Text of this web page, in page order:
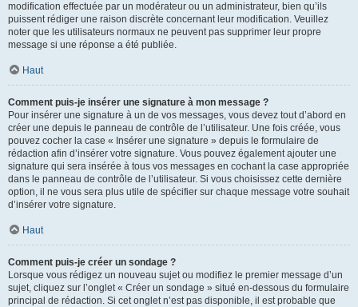
modification effectuée par un modérateur ou un administrateur, bien qu’ils
puissent rédiger une raison discrète concernant leur modification. Veuillez
noter que les utilisateurs normaux ne peuvent pas supprimer leur propre
message si une réponse a été publiée.
Haut
Comment puis-je insérer une signature à mon message ?
Pour insérer une signature à un de vos messages, vous devez tout d’abord en
créer une depuis le panneau de contrôle de l’utilisateur. Une fois créée, vous
pouvez cocher la case « Insérer une signature » depuis le formulaire de
rédaction afin d’insérer votre signature. Vous pouvez également ajouter une
signature qui sera insérée à tous vos messages en cochant la case appropriée
dans le panneau de contrôle de l’utilisateur. Si vous choisissez cette dernière
option, il ne vous sera plus utile de spécifier sur chaque message votre souhait
d’insérer votre signature.
Haut
Comment puis-je créer un sondage ?
Lorsque vous rédigez un nouveau sujet ou modifiez le premier message d’un
sujet, cliquez sur l’onglet « Créer un sondage » situé en-dessous du formulaire
principal de rédaction. Si cet onglet n’est pas disponible, il est probable que